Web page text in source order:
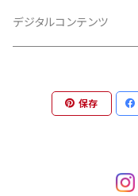
硬化型
デジタルコンテンツ
保存